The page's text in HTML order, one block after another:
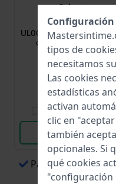
Orient
UL003012J0
UL003012J0 21 mm
de piel color negro
129,00 US$
● En stock
Comparar Relojes
Ver Producto
Pagos sencillos a
tipos de
necesitamos
Las cookies
estadísticas
activan
clic en
también
opcionales. Si
qué cookies
"configuración